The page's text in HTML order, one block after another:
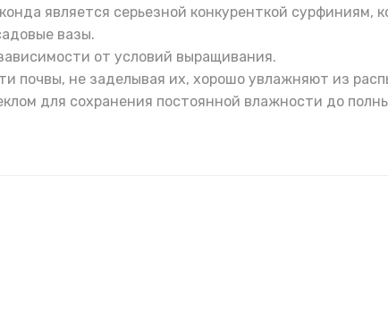
является серьезной конкуренткой сурфиниям,
вазы.
от условий выращивания.
почвы, не заделывая их, хорошо увлажняют из
для сохранения постоянной влажности до